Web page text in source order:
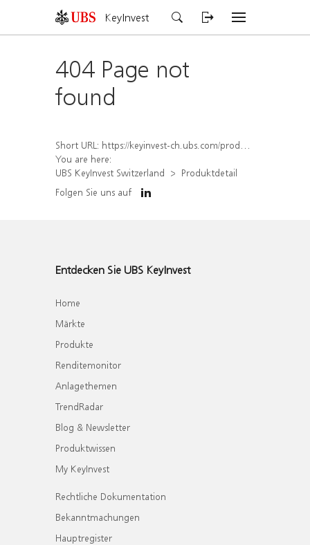
KeyInvest
404 Page not
found
Short URL: https://keyinvest-ch.ubs.com/produkt/detail/index/isin/CH1567391292
You are here:
UBS KeyInvest Switzerland
Produktdetail
Folgen Sie uns auf
Entdecken Sie UBS KeyInvest
Home
Märkte
Produkte
Renditemonitor
Anlagethemen
TrendRadar
Blog & Newsletter
Produktwissen
My KeyInvest
Rechtliche Dokumentation
Bekanntmachungen
Hauptregister